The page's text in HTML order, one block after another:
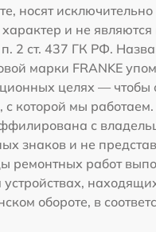
носят исключительно
и не
2 ст. 437 ГК РФ.
марки FRANKE
целях — чтобы
с которой мы
с
знаков и не
ремонтных работ
обороте, в